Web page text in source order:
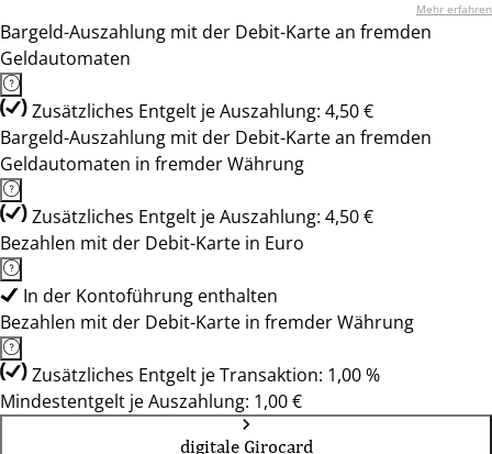
Mehr erfahren
Bargeld-Auszahlung mit der Debit-Karte an fremden
Geldautomaten
Zusätzliches Entgelt je Auszahlung: 4,50 €
Bargeld-Auszahlung mit der Debit-Karte an fremden
Geldautomaten in fremder Währung
Zusätzliches Entgelt je Auszahlung: 4,50 €
Bezahlen mit der Debit-Karte in Euro
In der Kontoführung enthalten
Bezahlen mit der Debit-Karte in fremder Währung
Zusätzliches Entgelt je Transaktion: 1,00 %
Mindestentgelt je Auszahlung: 1,00 €
digitale Girocard